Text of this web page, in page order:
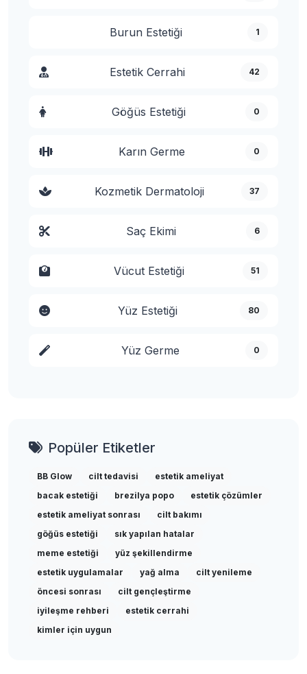
Burun Estetiği 1
Estetik Cerrahi 42
Göğüs Estetiği 0
Karın Germe 0
Kozmetik Dermatoloji 37
Saç Ekimi 6
Vücut Estetiği 51
Yüz Estetiği 80
Yüz Germe 0
Popüler Etiketler
BB Glow cilt tedavisi
estetik ameliyat
bacak estetiği
brezilya popo
estetik çözümler
estetik ameliyat sonrası
cilt bakımı
göğüs estetiği
sık yapılan hatalar
meme estetiği
yüz şekillendirme
estetik uygulamalar
yağ alma
cilt yenileme
öncesi sonrası
cilt gençleştirme
iyileşme rehberi
estetik cerrahi
kimler için uygun